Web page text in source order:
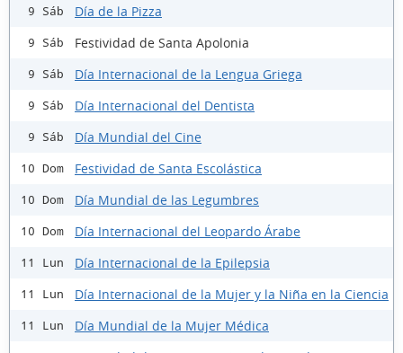
9 Sáb Día de la Pizza
9 Sáb Festividad de Santa Apolonia
9 Sáb Día Internacional de la Lengua Griega
9 Sáb Día Internacional del Dentista
9 Sáb Día Mundial del Cine
10 Dom Festividad de Santa Escolástica
10 Dom Día Mundial de las Legumbres
10 Dom Día Internacional del Leopardo Árabe
11 Lun Día Internacional de la Epilepsia
11 Lun Día Internacional de la Mujer y la Niña en la Ciencia
11 Lun Día Mundial de la Mujer Médica